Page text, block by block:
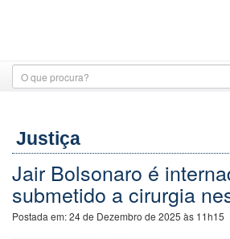
Justiça
Jair Bolsonaro é
submetido a cirurgia
Postada em:24 de Dezembro de 2025 às 11h15